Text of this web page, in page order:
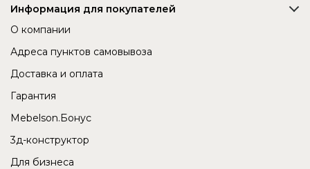
Информация для покупателей
О компании
Адреса пунктов самовывоза
Доставка и оплата
Гарантия
Mebelson.Бонус
3д-конструктор
Для бизнеса